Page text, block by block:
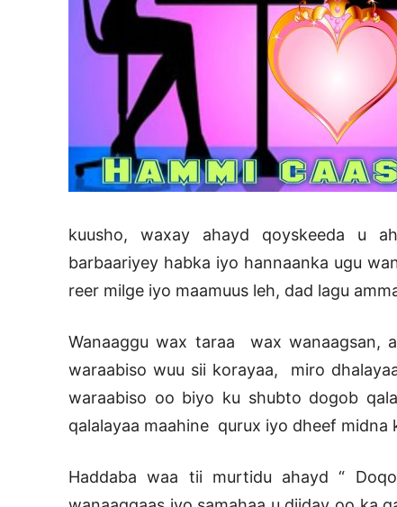
kuusho, waxay ahayd qoyskeeda u
barbaariyey habka iyo hannaanka ugu
reer milge iyo maamuus leh, dad lagu
Wanaaggu wax taraa wax wanaagsan,
waraabiso wuu sii korayaa, miro
waraabiso oo biyo ku shubto dogob
qalalayaa maahine qurux iyo dheef midna
Haddaba waa tii murtidu ahayd “